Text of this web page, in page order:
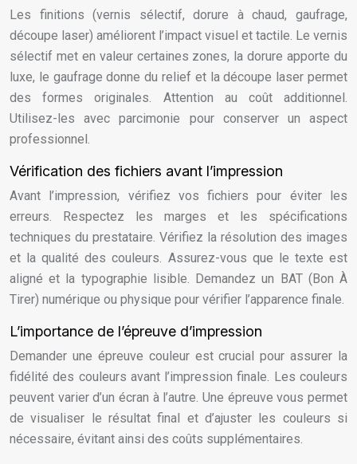
Les finitions (vernis sélectif, dorure à chaud, gaufrage,
découpe laser) améliorent l’impact visuel et tactile. Le vernis
sélectif met en valeur certaines zones, la dorure apporte du
luxe, le gaufrage donne du relief et la découpe laser permet
des formes originales. Attention au coût additionnel.
Utilisez-les avec parcimonie pour conserver un aspect
professionnel.
Vérification des fichiers avant l’impression
Avant l’impression, vérifiez vos fichiers pour éviter les
erreurs. Respectez les marges et les spécifications
techniques du prestataire. Vérifiez la résolution des images
et la qualité des couleurs. Assurez-vous que le texte est
aligné et la typographie lisible. Demandez un BAT (Bon À
Tirer) numérique ou physique pour vérifier l’apparence finale.
L’importance de l’épreuve d’impression
Demander une épreuve couleur est crucial pour assurer la
fidélité des couleurs avant l’impression finale. Les couleurs
peuvent varier d’un écran à l’autre. Une épreuve vous permet
de visualiser le résultat final et d’ajuster les couleurs si
nécessaire, évitant ainsi des coûts supplémentaires.